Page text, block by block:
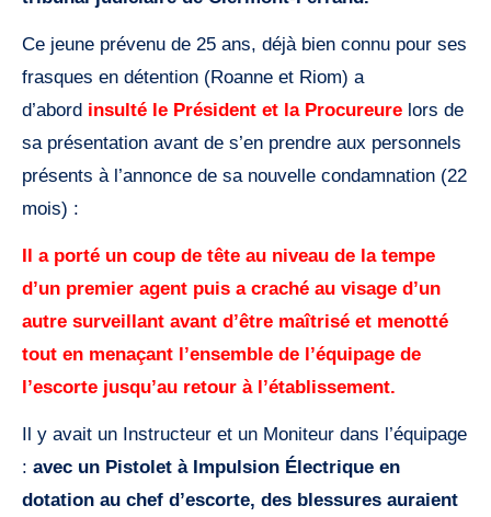
Ce jeune prévenu de 25 ans, déjà bien connu pour ses
frasques en détention (Roanne et Riom) a
d’abord insulté le Président et la Procureure lors de
sa présentation avant de s’en prendre aux personnels
présents à l’annonce de sa nouvelle condamnation (22
mois) :
Il a porté un coup de tête au niveau de la tempe
d’un premier agent puis a craché au visage d’un
autre surveillant avant d’être maîtrisé et menotté
tout en menaçant l’ensemble de l’équipage de
l’escorte jusqu’au retour à l’établissement.
Il y avait un Instructeur et un Moniteur dans l’équipage
: avec un Pistolet à Impulsion Électrique en
dotation au chef d’escorte, des blessures auraient